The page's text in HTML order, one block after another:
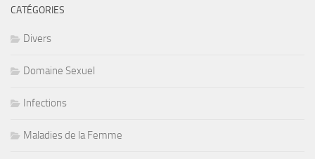
CATÉGORIES
Divers
Domaine Sexuel
Infections
Maladies de la Femme